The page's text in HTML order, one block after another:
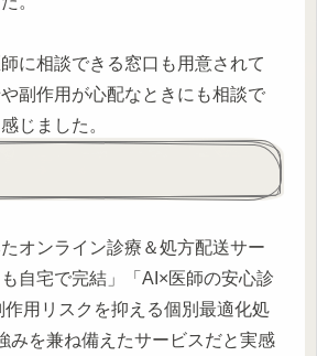
に相談できる窓口も用意されて
副作用が心配なときにも相談で
じました。
オンライン診療＆処方配送サー
自宅で完結」「AI×医師の安心診
作用リスクを抑える個別最適化処
みを兼ね備えたサービスだと実感